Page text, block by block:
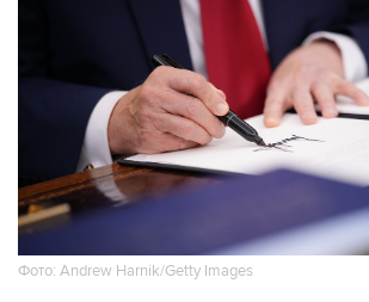
Фото: Andrew Harnik/Getty Images